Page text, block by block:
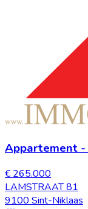
Appartement -
€ 265.000
LAMSTRAAT 81
9100 Sint-Niklaas